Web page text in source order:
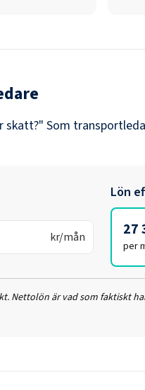
skatt?" Som
kr/mån
Lön
27
per
Nettolön är vad som faktiskt